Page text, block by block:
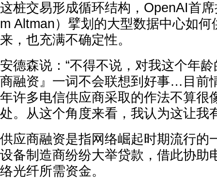
这桩交易形成循环结构，OpenAI首
m Altman）擘划的大型数据中心如何
来，也充满不确定性。
安德森说：“不得不说，对我这个年
商融资』一词不会联想到好事…目前
年许多电信供应商采取的作法不算很
处。从这个角度来看，我认为这让我
供应商融资是指网络崛起时期流行的
设备制造商纷纷大举贷款，借此协助
络光纤所需资金。